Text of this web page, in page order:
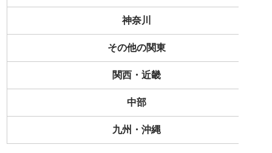
神奈川
その他の関東
関西・近畿
中部
九州・沖縄